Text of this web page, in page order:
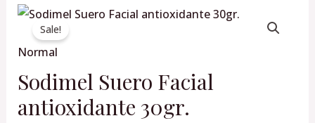
Sale!
Normal
Sodimel Suero Facial
antioxidante 30gr.
Original
$985.00.
Current
$840.00.
Sodimel
Suero
Facial
antioxidante
30gr.
cantidad